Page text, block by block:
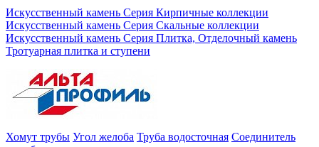
Искусственный камень Серия Кирпичные коллекции
Искусственный камень Серия Скальные коллекции
Искусственный камень Серия Плитка, Отделочный камень
Тротуарная плитка и ступени
Хомут трубы Угол желоба Труба водосточная Соединитель